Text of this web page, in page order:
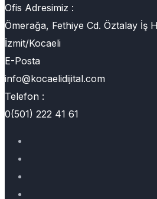
Ofis Adresimiz :
Ömerağa, Fethiye Cd. Öztalay İş
İzmit/Kocaeli
E-Posta
info@kocaelidijital.com
Telefon :
0(501) 222 41 61